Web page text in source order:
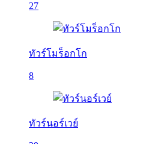
27
ทัวร์โมร็อกโก
8
ทัวร์นอร์เวย์